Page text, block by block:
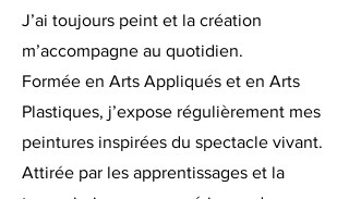
J’ai toujours peint et la création
m’accompagne au quotidien.
Formée en Arts Appliqués et en Arts
Plastiques, j’expose régulièrement mes
peintures inspirées du spectacle vivant.
Attirée par les apprentissages et la